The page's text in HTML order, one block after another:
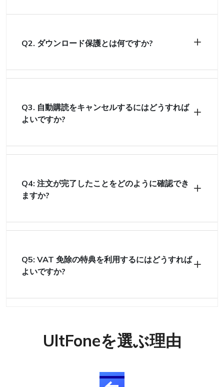
Q2. ダウンロード保護とは何ですか?
Q3. 自動購読をキャンセルするにはどうすれば
よいですか?
Q4: 注文が完了したことをどのように確認でき
ますか?
Q5: VAT 免除の特典を利用するにはどうすれば
よいですか?
UltFoneを選ぶ理由